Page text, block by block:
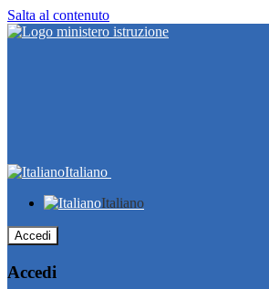
Salta al contenuto
Italiano
Italiano
Accedi
Accedi